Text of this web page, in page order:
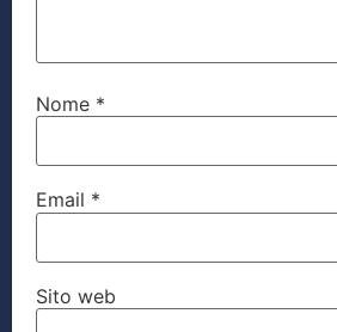
Nome *
Email *
Sito web